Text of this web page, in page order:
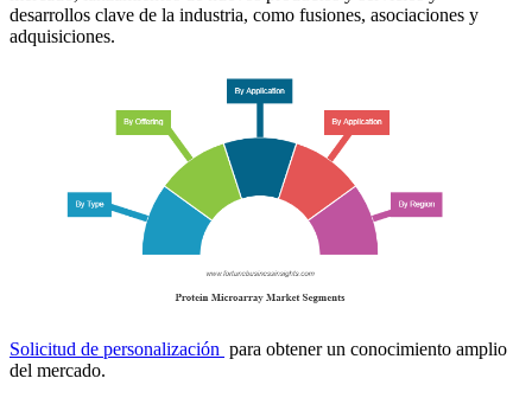
desarrollos clave de la industria, como fusiones, asociaciones y
adquisiciones.
Solicitud de personalización para obtener un conocimiento amplio
del mercado.